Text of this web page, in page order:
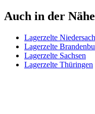
Auch in der Nähe
Lagerzelte
Lagerzelte
Lagerzelte Sachsen
Lagerzelte Thüringen